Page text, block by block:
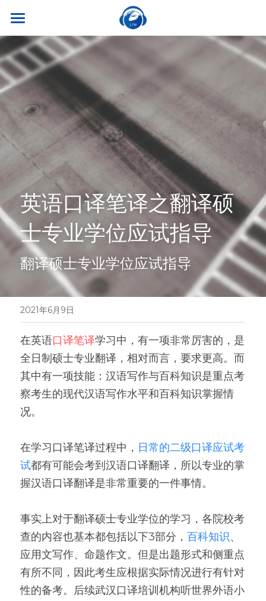
首页
关于我们
听世界外语
名师风采
学校荣誉
考试比赛
合作伙伴
最新资讯
热门课程
英专学硕
英专专硕
英语口译
英语笔译
流利口语
雅思托福
医学系列
实习就业
实习项目
就业资讯
学习资源
干货讲座
真题系列
双语资料
翻译服务
笔译服务
口译服务
翻译语种
翻译报价
联系我们
英语口译笔译之翻译硕
士专业学位应试指导
翻译硕士专业学位应试指导
2021年6月9日
在英语口译笔译学习中，有一项非常厉害的，是
全日制硕士专业翻译，相对而言，要求更高。而
其中有一项技能：汉语写作与百科知识是重点考
察考生的现代汉语写作水平和百科知识掌握情
况。
在学习口译笔译过程中， 日常的二级口译应试考
试都有可能会考到汉语口译翻译，所以专业的掌
握汉语口译翻译是非常重要的一件事情。
事实上对于翻译硕士专业学位的学习，各院校考
查的内容也基本都包括以下3部分， 百科知识、
应用文写作、命题作文。但是出题形式和侧重点
有所不同，因此考生应根据实际情况进行有针对
性的备考。后续武汉口译培训机构听世界外语小
商品分类
所有商品分类